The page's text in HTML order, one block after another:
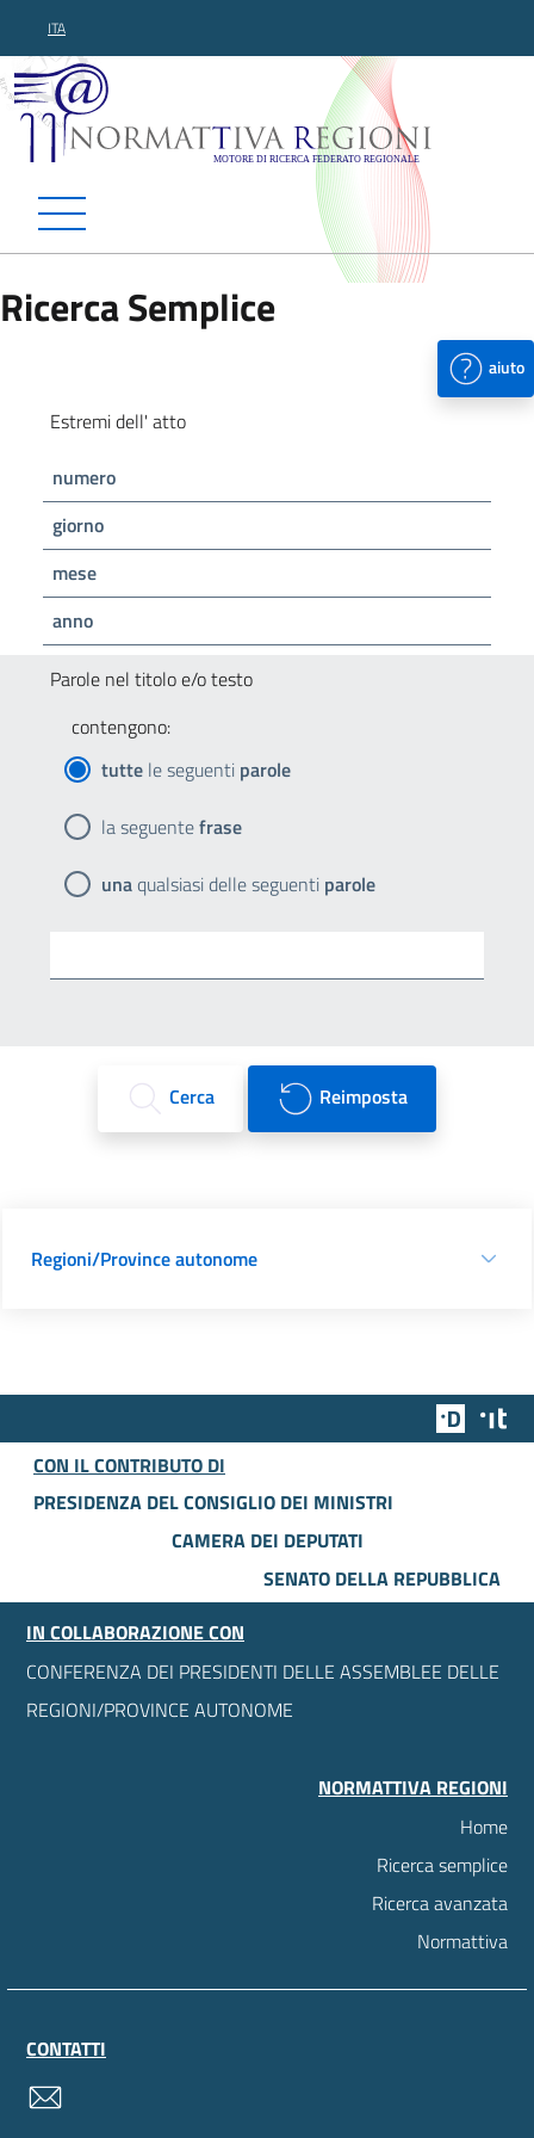
ITA
Normattiva Regioni -
Ricerca Semplice
aiuto
Estremi dell' atto
numero
giorno
mese
anno
Parole nel titolo e/o testo
contengono:
tutte le seguenti parole
la seguentefrase
unaqualsiasi delle seguenti parole
Cerca Reimposta
Regioni/Province autonome
Team
CON IL CONTRIBUTO DI
PRESIDENZA DEL CONSIGLIO DEI MINISTRI
CAMERA DEI DEPUTATI
SENATO DELLA REPUBBLICA
IN COLLABORAZIONE CON
CONFERENZA DEI PRESIDENTI DELLE ASSEMBLEE DELLE
REGIONI/PROVINCE AUTONOME
NORMATTIVA REGIONI
Home
Ricerca semplice
Ricerca avanzata
Normattiva
CONTATTI